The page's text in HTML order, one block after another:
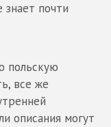
почти
польскую
все же
описания могут